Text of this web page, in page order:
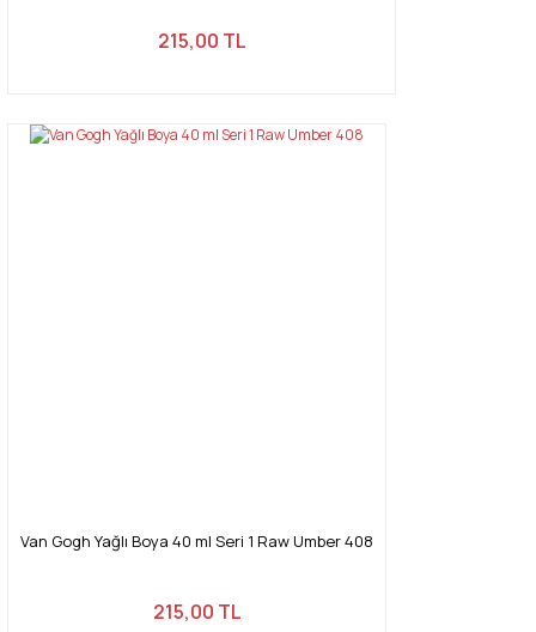
215,00 TL
Van Gogh Yağlı Boya 40 ml Seri 1 Raw Umber 408
215,00 TL